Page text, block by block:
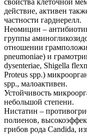
свойства клеточной
действие, активен
частности гарднерелл.
Неомицин –
группы
отношении
pneumoniae) и
dysenteriae, Shigella
Proteus spp.)
spp., малоактивен.
Устойчивость
небольшой степени.
Нистатин –
полиенов,
грибов рода Candida,